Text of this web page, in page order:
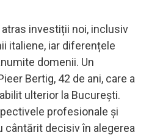
atras investiții noi, inclusiv
italiene, iar diferențele
domenii. Un
Bertig, 42 de ani, care a
ulterior la București.
profesionale și
cântărit decisiv în alegerea